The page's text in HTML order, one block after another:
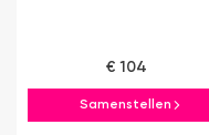
€ 104
Samenstellen